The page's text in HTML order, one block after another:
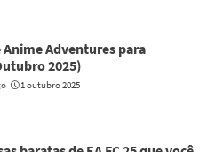
Anime Adventures para
2025)
1 outubro 2025